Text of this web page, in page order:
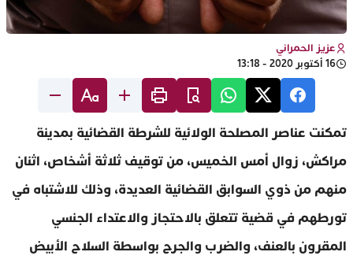
عزيز الحمراني
16 أكتوبر 2020 - 13:18
تمكنت عناصر المصلحة الولائية للشرطة القضائية بمدينة
مراكش، زوال أمس الخميس، من توقيف ثلاثة أشخاص، اثنان
منهم من ذوي السوابق القضائية العديدة، وذلك للاشتباه في
تورطهم في قضية تتعلق بالاحتجاز والاعتداء الجنسي
المقرون بالعنف، والضرب والجرح بواسطة السلاح الأبيض